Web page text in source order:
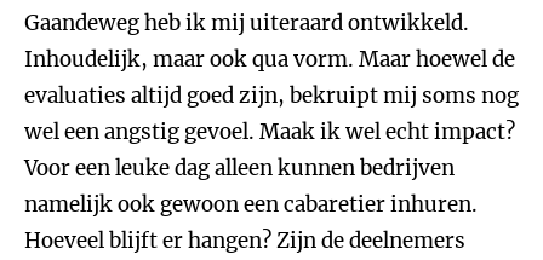
Gaandeweg heb ik mij uiteraard ontwikkeld.
Inhoudelijk, maar ook qua vorm. Maar hoewel de
evaluaties altijd goed zijn, bekruipt mij soms nog
wel een angstig gevoel. Maak ik wel echt impact?
Voor een leuke dag alleen kunnen bedrijven
namelijk ook gewoon een cabaretier inhuren.
Hoeveel blijft er hangen? Zijn de deelnemers